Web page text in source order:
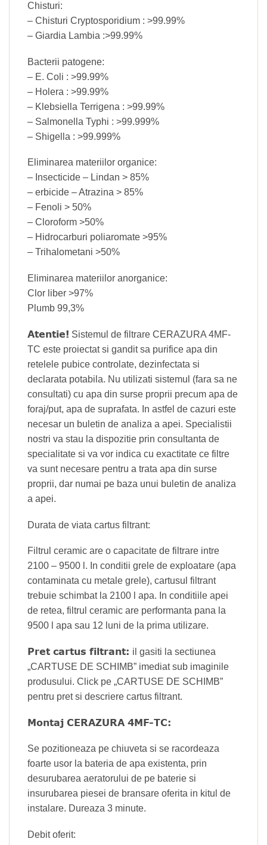
Chisturi:
– Chisturi Cryptosporidium : >99.99%
– Giardia Lambia :>99.99%
Bacterii patogene:
– E. Coli : >99.99%
– Holera : >99.99%
– Klebsiella Terrigena : >99.99%
– Salmonella Typhi : >99.999%
– Shigella : >99.999%
Eliminarea materiilor organice:
– Insecticide – Lindan > 85%
– erbicide – Atrazina > 85%
– Fenoli > 50%
– Cloroform >50%
– Hidrocarburi poliaromate >95%
– Trihalometani >50%
Eliminarea materiilor anorganice:
Clor liber >97%
Plumb 99,3%
Atentie! Sistemul de filtrare CERAZURA 4MF-
TC este proiectat si gandit sa purifice apa din
retelele pubice controlate, dezinfectata si
declarata potabila. Nu utilizati sistemul (fara sa ne
consultati) cu apa din surse proprii precum apa de
foraj/put, apa de suprafata. In astfel de cazuri este
necesar un buletin de analiza a apei. Specialistii
nostri va stau la dispozitie prin consultanta de
specialitate si va vor indica cu exactitate ce filtre
va sunt necesare pentru a trata apa din surse
proprii, dar numai pe baza unui buletin de analiza
a apei.
Durata de viata cartus filtrant:
Filtrul ceramic are o capacitate de filtrare intre
2100 – 9500 l. In conditii grele de exploatare (apa
contaminata cu metale grele), cartusul filtrant
trebuie schimbat la 2100 l apa. In conditiile apei
de retea, filtrul ceramic are performanta pana la
9500 l apa sau 12 luni de la prima utilizare.
Pret cartus filtrant: il gasiti la sectiunea
„CARTUSE DE SCHIMB” imediat sub imaginile
produsului. Click pe „CARTUSE DE SCHIMB”
pentru pret si descriere cartus filtrant.
Montaj CERAZURA 4MF-TC:
Se pozitioneaza pe chiuveta si se racordeaza
foarte usor la bateria de apa existenta, prin
desurubarea aeratorului de pe baterie si
insurubarea piesei de bransare oferita in kitul de
instalare. Dureaza 3 minute.
Debit oferit: